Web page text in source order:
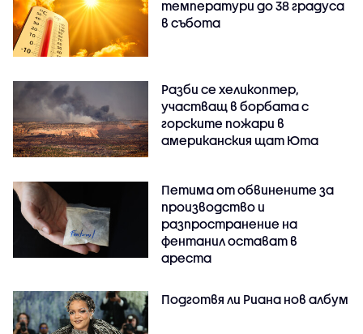
температури до 38 градуса
в събота
Разби се хеликоптер,
участващ в борбата с
горските пожари в
американския щат Юта
Петима от обвинените за
производство и
разпространение на
фентанил остават в
ареста
Подготвя ли Риана нов албум